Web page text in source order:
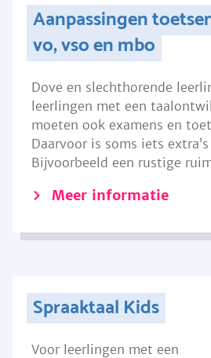
Aanpassingen
vo, vso en mbo
Dove en slechthorende
leerlingen met een
moeten ook examens en
Daarvoor is soms iets
Bijvoorbeeld een rustige
Meer informatie
Spraaktaal Kids
Voor leerlingen met een